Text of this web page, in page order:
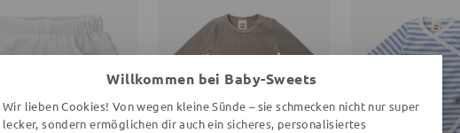
Willkommen bei Baby-Sweets
Wir lieben Cookies! Von wegen kleine Sünde – sie schmecken nicht nur super
lecker, sondern ermöglichen dir auch ein sicheres, personalisiertes